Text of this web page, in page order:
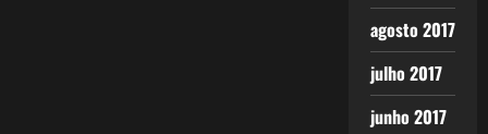
agosto 2017
julho 2017
junho 2017